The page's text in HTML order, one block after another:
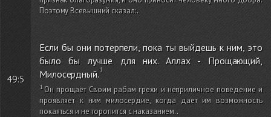
Поэтому Всевышний сказал:.
49:5
Если бы они потерпели, пока ты выйдешь к ним, это
было бы лучше для них. Аллах - Прощающий,
Милосердный.
Он прощает Своим рабам грехи и неприличное поведение и
проявляет к ним милосердие, когда дает им возможность
покаяться и не торопится с наказанием..